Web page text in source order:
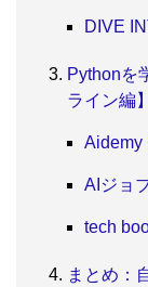
DIVE
Pythonを
ライン編】
Aidemy
AIジョ
tech
まとめ：